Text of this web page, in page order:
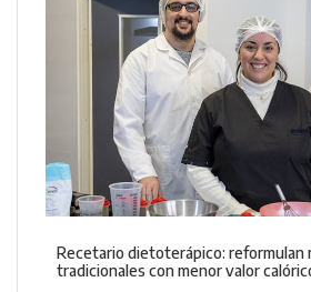
Recetario dietoterápico: reformulan
tradicionales con menor valor